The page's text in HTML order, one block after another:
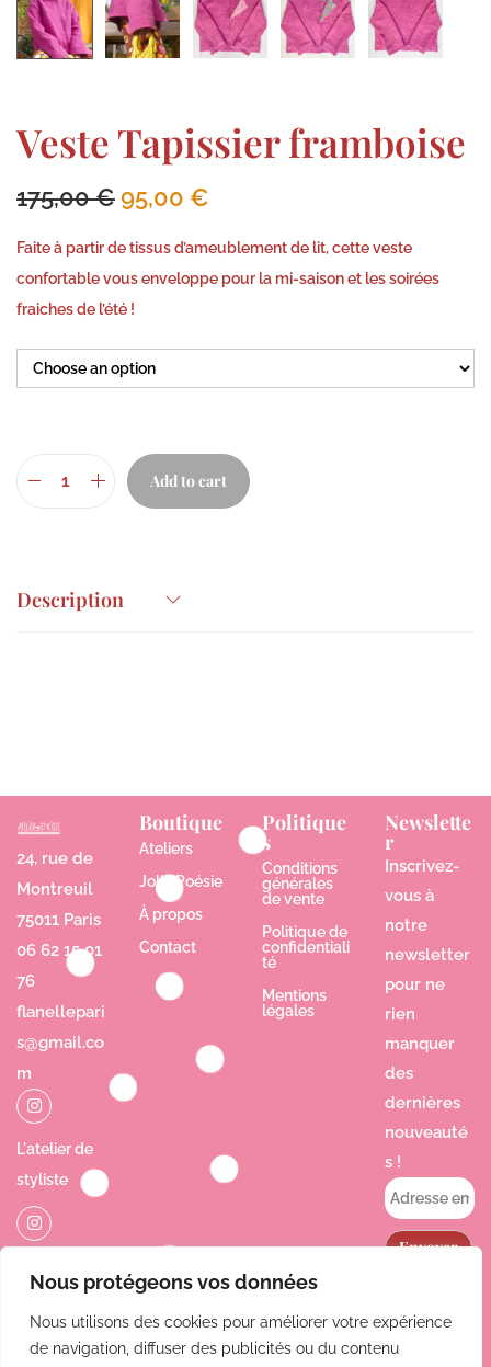
Nous protégeons vos données
Nous utilisons des cookies pour améliorer votre expérience
de navigation, diffuser des publicités ou du contenu
Veste Tapissier framboise
175,00€95,00 €
Faite à partir de tissus d’ameublement de lit, cette veste
confortable vous enveloppe pour la mi-saison et les soirées
fraiches de l’été !
Add to cart
Description
24, rue de
Montreuil
75011 Paris
06 62 15 01
76
flanellepari
s@gmail.co
m
L'atelier de
styliste
Boutique
Ateliers
Jolie Poésie
À propos
Contact
Politique
s
Conditions
générales
de vente
Politique de
confidentiali
té
Mentions
légales
Newslette
r
Inscrivez-
vous à
notre
newsletter
pour ne
rien
manquer
des
dernières
nouveauté
s !